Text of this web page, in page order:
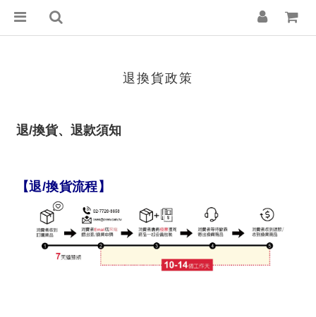
退換貨政策
退/換貨、退款須知
【退/換貨流程】